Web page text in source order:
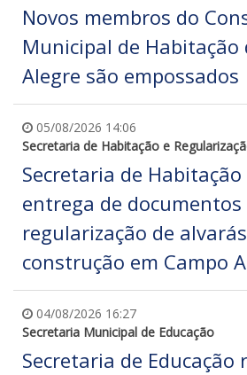
Novos membros do
Municipal de Habitação
Alegre são empossados
05/08/2026 14:06
Secretaria de Habitação e
Secretaria de Habitação
entrega de documentos
regularização de
construção em Campo
04/08/2026 16:27
Secretaria Municipal de Educação
Secretaria de Educação